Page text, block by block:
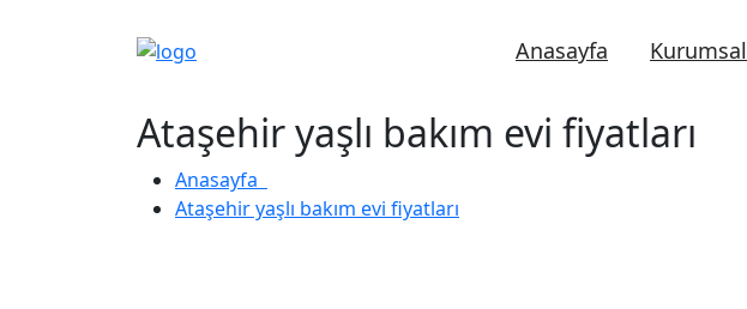
Anasayfa Kurumsal
Ataşehir yaşlı bakım evi fiyatları
Anasayfa
Ataşehir yaşlı bakım evi fiyatları